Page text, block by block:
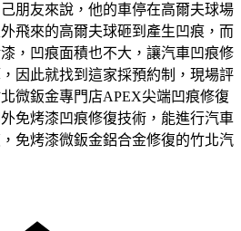
朋友來說，他的車停在高爾夫球場
飛來的高爾夫球砸到產生凹痕，而
，凹痕面積也不大，讓汽車凹痕修
因此就找到這家採預約制，現場評
微鈑金專門店APEX尖端凹痕修復
免烤漆凹痕修復技術，能進行汽車
免烤漆微鈑金鋁合金修復的竹北汽